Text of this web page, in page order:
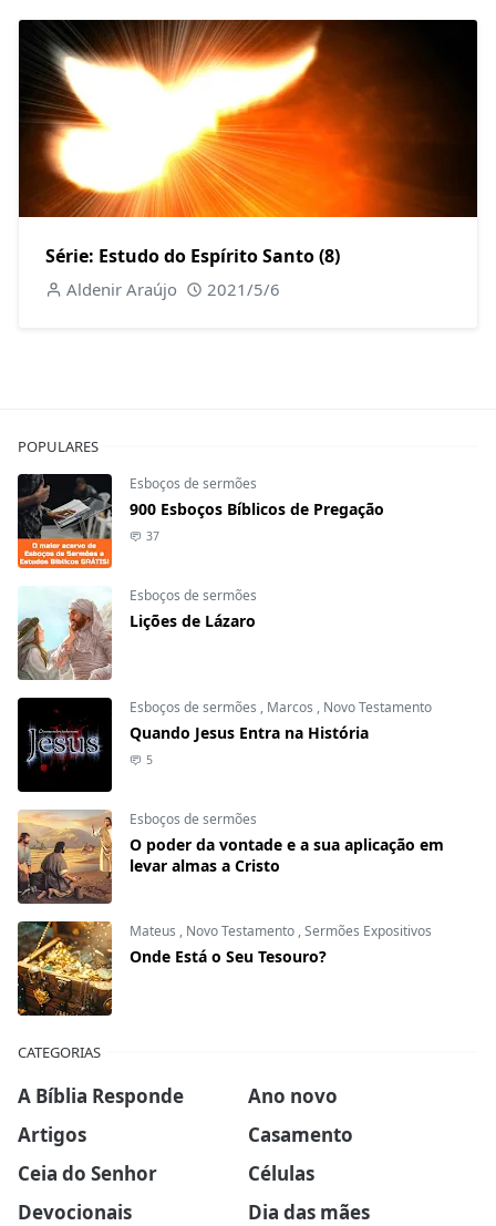
Série: Estudo do Espírito Santo (8)
Aldenir Araújo 2021/5/6
POPULARES
Esboços de sermões
900 Esboços Bíblicos de Pregação
37
Esboços de sermões
Lições de Lázaro
Esboços de sermões , Marcos , Novo Testamento
Quando Jesus Entra na História
5
Esboços de sermões
O poder da vontade e a sua aplicação em
levar almas a Cristo
Mateus , Novo Testamento ,Sermões Expositivos
Onde Está o Seu Tesouro?
CATEGORIAS
A Bíblia Responde
Ano novo
Artigos
Casamento
Ceia do Senhor
Células
Devocionais
Dia das mães